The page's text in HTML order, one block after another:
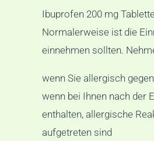
Ibuprofen 200 mg
Normalerweise ist die
einnehmen sollten.
wenn Sie allergisch
wenn bei Ihnen nach der
enthalten, allergische
aufgetreten sind